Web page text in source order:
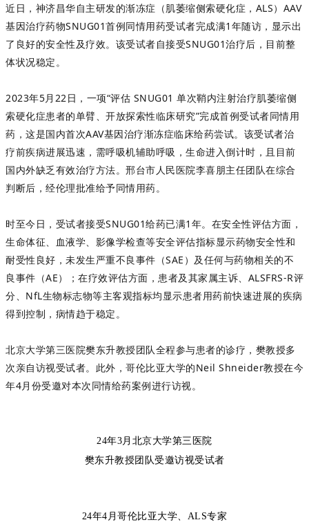
近日，神济昌华自主研发的渐冻症（肌萎缩侧索硬化症，ALS）AAV
基因治疗药物SNUG01首例同情用药受试者完成满1年随访，显示出
了良好的安全性及疗效。该受试者自接受SNUG01治疗后，目前整
体状况稳定。
2023年5月22日，一项“评估 SNUG01 单次鞘内注射治疗肌萎缩侧
索硬化症患者的单臂、开放探索性临床研究”完成首例受试者同情用
药，这是国内首次AAV基因治疗渐冻症临床给药尝试。该受试者治
疗前疾病进展迅速，需呼吸机辅助呼吸，生命进入倒计时，且目前
国内外缺乏有效治疗方法。 邢台市人民医院李喜朋主任团队在综合
判断后，经伦理批准给予同情用药。
时至今日，受试者接受SNUG01给药已满1年。在安全性评估方面，
生命体征、血液学、影像学检查等安全评估指标显示药物安全性和
耐受性良好，未发生严重不良事件（SAE）及任何与药物相关的不
良事件（AE）；在疗效评估方面，患者及其家属主诉、ALSFRS-R评
分、NfL生物标志物等主客观指标均显示患者用药前快速进展的疾病
得到控制，病情趋于稳定。
北京大学第三医院樊东升教授团队全程参与患者的诊疗，樊教授多
次亲自访视受试者。此外，哥伦比亚大学的Neil Shneider教授在今
年4月份受邀对本次同情给药案例进行访视。
24年3月北京大学第三医院
樊东升教授团队受邀访视受试者
24年4月哥伦比亚大学、ALS专家